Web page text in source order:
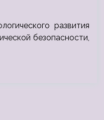
развития
безопасности,